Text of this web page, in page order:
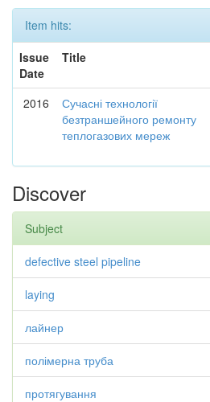
Item hits:
Issue
Date
Title
2016
Сучасні технології
безтраншейного ремонту
теплогазових мереж
Discover
Subject
defective steel pipeline
laying
лайнер
полімерна труба
протягування